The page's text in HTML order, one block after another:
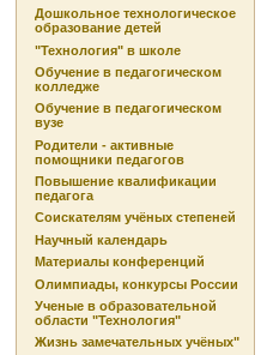
Дошкольное технологическое
образование детей
"Технология" в школе
Обучение в педагогическом
колледже
Обучение в педагогическом
вузе
Родители - активные
помощники педагогов
Повышение квалификации
педагога
Соискателям учёных степеней
Научный календарь
Материалы конференций
Олимпиады, конкурсы России
Ученые в образовательной
области "Технология"
Жизнь замечательных учёных"